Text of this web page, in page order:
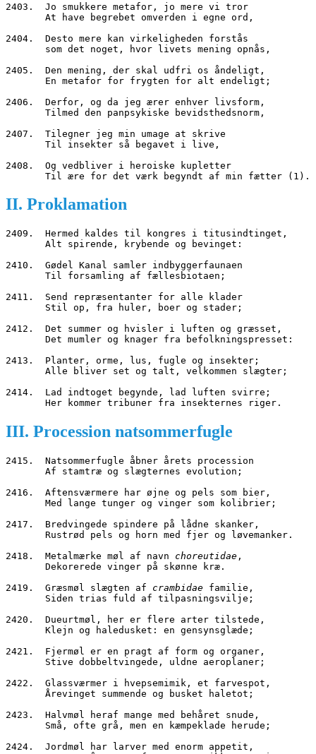
2403.  Jo smukkere metafor, jo mere vi tror
       At have begrebet omverden i egne ord,
2404.  Desto mere kan virkeligheden forstås
       som det noget, hvor livets mening opnås,
2405.  Den mening, der skal udfri os åndeligt,
       En metafor for frygten for alt endeligt;
2406.  Derfor, og da jeg ærer enhver livsform,
       Tilmed den panpsykiske bevidsthedsnorm,
2407.  Tilegner jeg min umage at skrive
       Til insekter så begavet i live,
2408.  Og vedbliver i heroiske kupletter
       Til ære for det værk begyndt af min fætter (1).
II. Proklamation
2409.  Hermed kaldes til kongres i titusindtinget,
       Alt spirende, krybende og bevinget:
2410.  Gødel Kanal samler indbyggerfaunaen
       Til forsamling af fællesbiotaen;
2411.  Send repræsentanter for alle klader
       Stil op, fra huler, boer og stader;
2412.  Det summer og hvisler i luften og græsset,
       Det mumler og knager fra befolkningspresset:
2413.  Planter, orme, lus, fugle og insekter;
       Alle bliver set og talt, velkommen slægter;
2414.  Lad indtoget begynde, lad luften svirre;
       Her kommer tribuner fra insekternes riger.
III. Procession natsommerfugle
2415.  Natsommerfugle åbner årets procession
       Af stamtræ og slægternes evolution;
2416.  Aftensværmere har øjne og pels som bier,
       Med lange tunger og vinger som kolibrier;
2417.  Bredvingede spindere på lådne skanker,
       Rustrød pels og horn med fjer og løvemanker.
2418.  Metalmærke møl af navn choreutidae ,
       Dekorerede vinger på skønne kræ.
2419.  Græsmøl slægten af crambidae familie,
       Siden trias fuld af tilpasningsvilje;
2420.  Dueurtmøl, her er flere arter tilstede,
       Klejn og haledusket: en gensynsglæde;
2421.  Fjermøl er en pragt af form og organer,
       Stive dobbeltvingede, uldne aeroplaner;
2422.  Glassværmer i hvepsemimik, et farvespot,
       Årevinget summende og busket haletot;
2423.  Halvmøl heraf mange med behåret snude,
       Små, ofte grå, men en kæmpeklade herude;
2424.  Jordmøl har larver med enorm appetit,